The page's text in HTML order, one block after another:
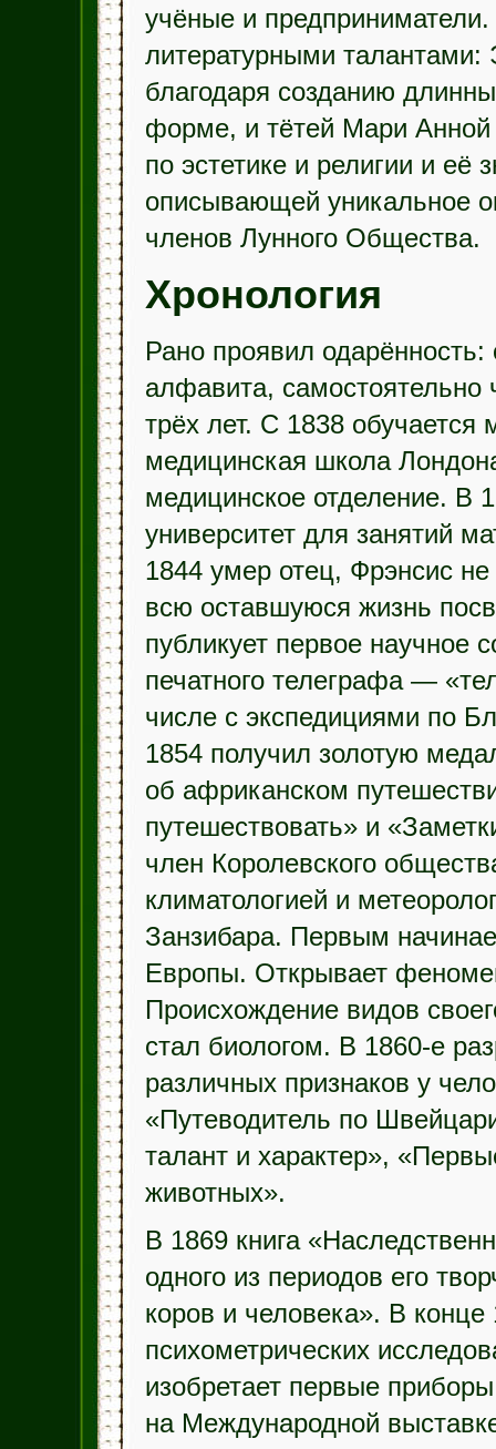
учёные и
литературными
благодаря созданию
форме, и тётей Мари Анной
по эстетике и религии и её
описывающей уникальное
членов Лунного Общества.
Хронология
Рано проявил одарённость:
алфавита, самостоятельно
трёх лет. С 1838 обучается
медицинская школа
медицинское отделение. В
университет для занятий
1844 умер отец, Фрэнсис
всю оставшуюся жизнь
публикует первое научное
печатного телеграфа —
числе с экспедициями по
1854 получил золотую
об африканском
путешествовать» и
член Королевского
климатологией и
Занзибара. Первым
Европы. Открывает
Происхождение видов
стал биологом. В 1860-е
различных признаков у
«Путеводитель по
талант и характер»,
животных».
В 1869 книга
одного из периодов его
коров и человека». В
психометрических
изобретает первые
на Международной